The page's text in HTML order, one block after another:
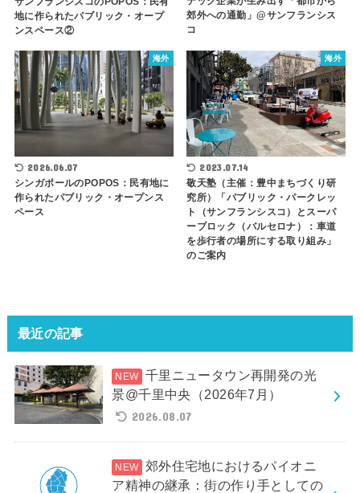
地に作られたパブリック・オープ
ンスペース②
郊外への通勤」@サンフランシス
コ
海外
2026.06.07
シンガポールのPOPOS：民有地に
作られたパブリック・オープンス
ペース
海外
2023.07.14
敬天塾（主催：豊中まちづくり研
究所）「パブリック・パークレッ
ト（サンフランシスコ）とスーパ
ーブロック（バルセロナ）：車道
を歩行者の場所にする取り組み」
のご案内
最近の記事
千里ニュータウン再開発の光
景@千里中央（2026年7月）
2026.08.07
郊外住宅地におけるパイオニ
ア精神の継承：街の作り手としての